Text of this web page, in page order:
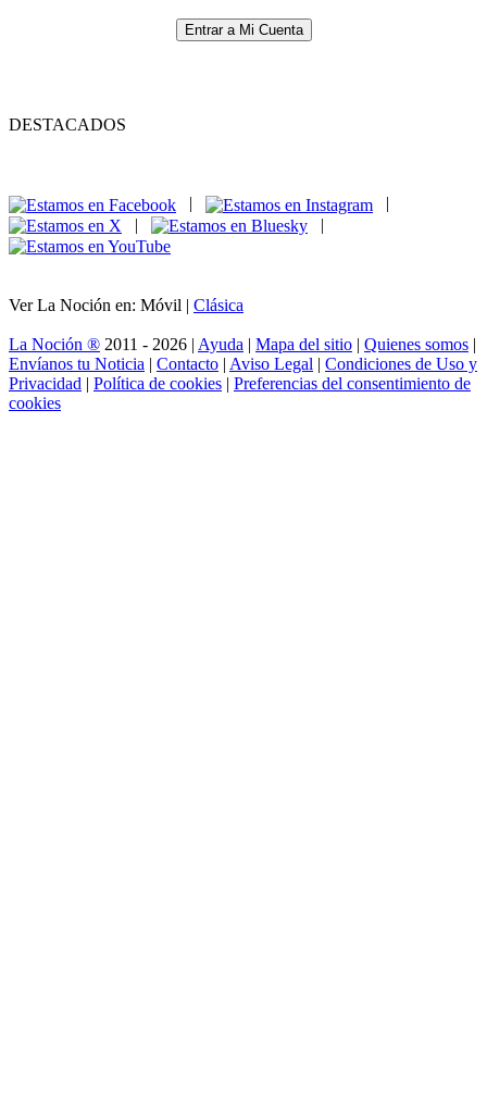
Entrar a Mi Cuenta
DESTACADOS
|
|
Ver La Noción en: Móvil | Clásica
La Noción ® 2011 - 2026 | Ayuda | Mapa del sitio | Quienes somos |
Envíanos tu Noticia | Contacto | Aviso Legal | Condiciones de Uso y
Privacidad | Política de cookies | Preferencias del consentimiento de
cookies